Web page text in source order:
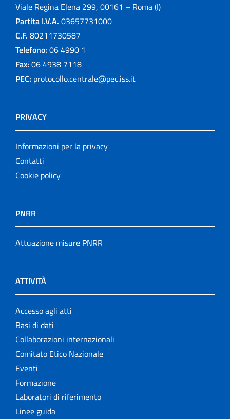
Viale Regina Elena 299, 00161 – Roma (I)
Partita I.V.A. 03657731000
C.F. 80211730587
Telefono: 06 4990 1
Fax: 06 4938 7118
PEC: protocollo.centrale@pec.iss.it
PRIVACY
Informazioni per la privacy
Contatti
Cookie policy
PNRR
Attuazione misure PNRR
ATTIVITÀ
Accesso agli atti
Basi di dati
Collaborazioni internazionali
Comitato Etico Nazionale
Eventi
Formazione
Laboratori di riferimento
Linee guida